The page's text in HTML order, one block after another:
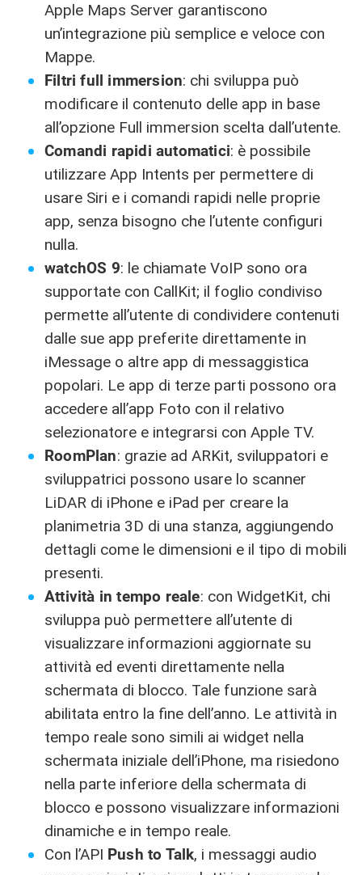
Apple Maps Server garantiscono
un’integrazione più semplice e veloce con
Mappe.
Filtri full immersion: chi sviluppa può
modificare il contenuto delle app in base
all’opzione Full immersion scelta dall’utente.
Comandi rapidi automatici: è possibile
utilizzare App Intents per permettere di
usare Siri e i comandi rapidi nelle proprie
app, senza bisogno che l’utente configuri
nulla.
watchOS 9: le chiamate VoIP sono ora
supportate con CallKit; il foglio condiviso
permette all’utente di condividere contenuti
dalle sue app preferite direttamente in
iMessage o altre app di messaggistica
popolari. Le app di terze parti possono ora
accedere all’app Foto con il relativo
selezionatore e integrarsi con Apple TV.
RoomPlan: grazie ad ARKit, sviluppatori e
sviluppatrici possono usare lo scanner
LiDAR di iPhone e iPad per creare la
planimetria 3D di una stanza, aggiungendo
dettagli come le dimensioni e il tipo di mobili
presenti.
Attività in tempo reale: con WidgetKit, chi
sviluppa può permettere all’utente di
visualizzare informazioni aggiornate su
attività ed eventi direttamente nella
schermata di blocco. Tale funzione sarà
abilitata entro la fine dell’anno. Le attività in
tempo reale sono simili ai widget nella
schermata iniziale dell’iPhone, ma risiedono
nella parte inferiore della schermata di
blocco e possono visualizzare informazioni
dinamiche e in tempo reale.
Con l’API Push to Talk, i messaggi audio